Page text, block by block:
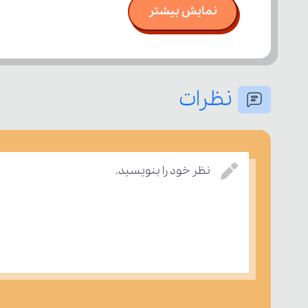
اصل مزیت مطلق و نسبی
انواع هزینه
نمایش بیشتر
نظرات
نظر خود را بنویسید.